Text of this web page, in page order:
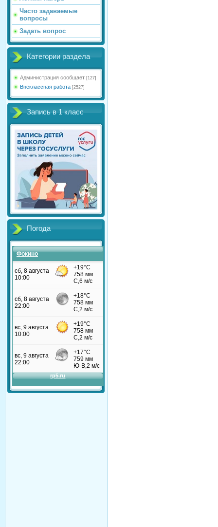
Часто задаваемые
вопросы
Задать вопрос
Категории раздела
Администрация сообщает [127]
Внеклассная работа [2527]
Запись в 1 класс
Погода
Фокино